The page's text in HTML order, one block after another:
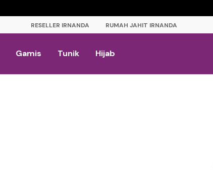
RESELLER IRNANDA RUMAH JAHIT IRNANDA
Gamis Tunik Hijab